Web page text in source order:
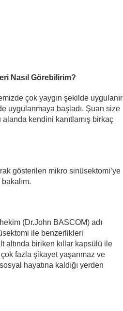
Nasıl Görebilirim?
çok yaygın şekilde uygulanır
uygulanmaya başladı. Şuan size
kendini kanıtlamış birkaç
gösterilen mikro sinüsektomi’ye
(Dr.John BASCOM) adı
ile benzerlikleri
altında biriken kıllar kapsülü ile
çok fazla şikayet yaşanmaz ve
hayatına kaldığı yerden